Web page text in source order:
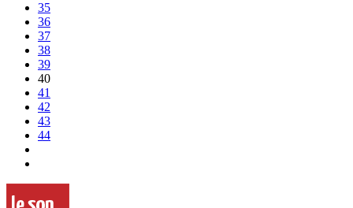
35
36
37
38
39
40
41
42
43
44